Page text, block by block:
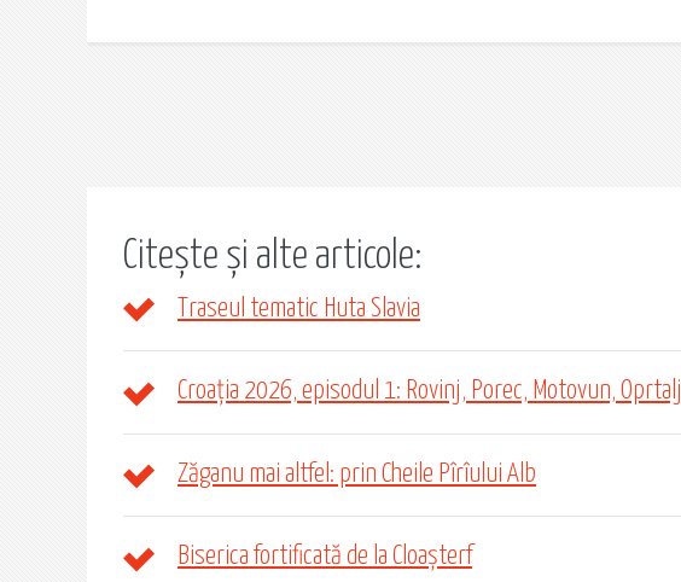
Citește și alte articole:
Traseul tematic Huta Slavia
Croația 2026, episodul 1: Rovinj, Porec, Motovun, Oprtalj
Zăganu mai altfel: prin Cheile Pîrîului Alb
Biserica fortificată de la Cloașterf